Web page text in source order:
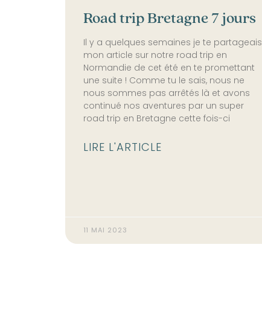
Road trip Bretagne 7 jours
Il y a quelques semaines je te partageais
mon article sur notre road trip en
Normandie de cet été en te promettant
une suite ! Comme tu le sais, nous ne
nous sommes pas arrêtés là et avons
continué nos aventures par un super
road trip en Bretagne cette fois-ci
LIRE L'ARTICLE
11 MAI 2023